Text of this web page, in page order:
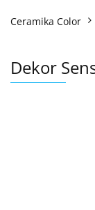
Ceramika Color
Dekor